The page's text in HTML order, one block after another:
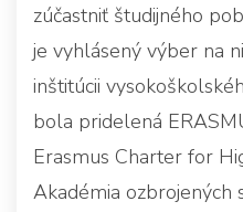
zúčastniť študijného
je vyhlásený výber na
inštitúcii
bola pridelená
Erasmus Charter for
Akadémia